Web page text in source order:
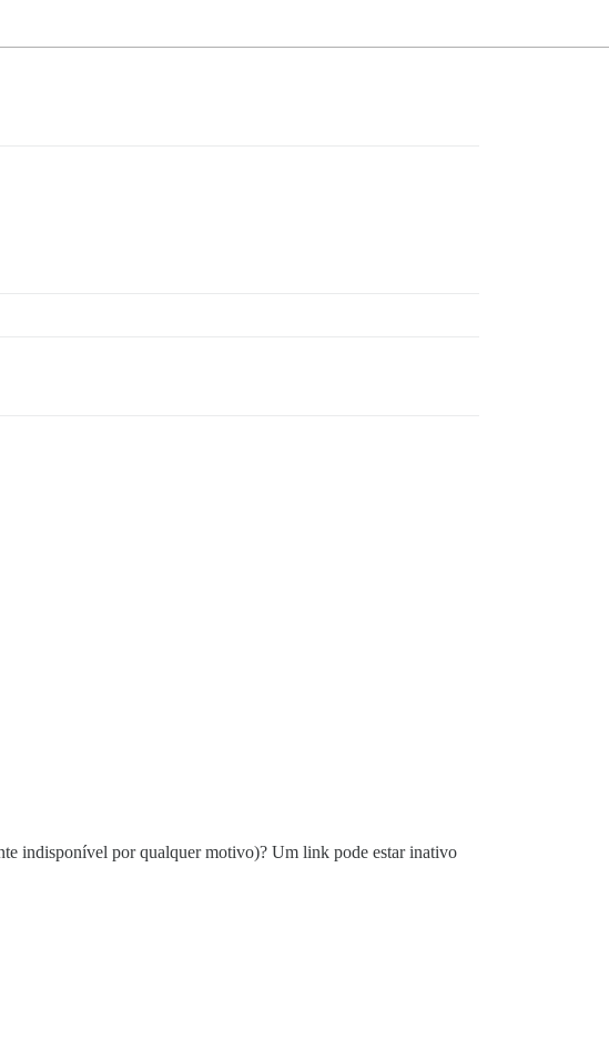
indisponível por qualquer motivo)? Um link pode estar inativo